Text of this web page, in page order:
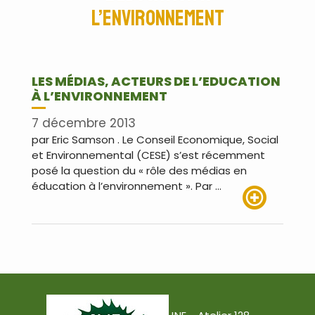
l’environnement
LES MÉDIAS, ACTEURS DE L’EDUCATION
À L’ENVIRONNEMENT
7 décembre 2013
par Eric Samson . Le Conseil Economique, Social
et Environnemental (CESE) s’est récemment
posé la question du « rôle des médias en
éducation à l’environnement ». Par …